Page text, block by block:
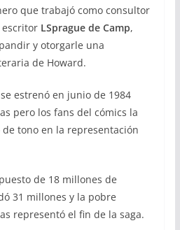
que trabajó como consultor
LSprague de Camp,
y otorgarle una
de Howard.
estrenó en junio de 1984
pero los fans del cómics la
tono en la representación
de 18 millones de
31 millones y la pobre
representó el fin de la saga.